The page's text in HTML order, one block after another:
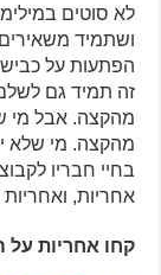
לא סוטים
ושתמיד משאירים
הפתעות על
זה תמיד גם
מהקצה. אבל מי
מהקצה. מי שלא
בחיי חבריו
אחריות,
קחו אחריות על